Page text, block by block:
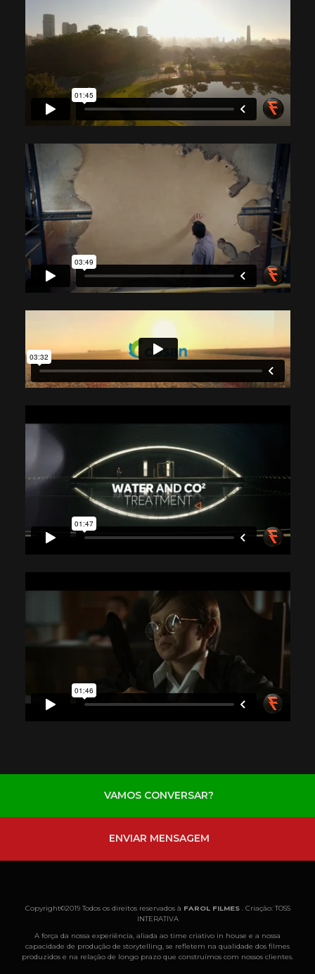
VAMOS CONVERSAR?
ENVIAR MENSAGEM
Copyright©2019 Todos os direitos reservados à FAROL FILMES. Criação: TOSS
INTERATIVA
A força da nossa experiência, aliada ao time criativo in house e a nossa
capacidade de produção de storytelling, se refletem na qualidade dos filmes
produzidos e na relação de longo prazo que construímos com nossos clientes.